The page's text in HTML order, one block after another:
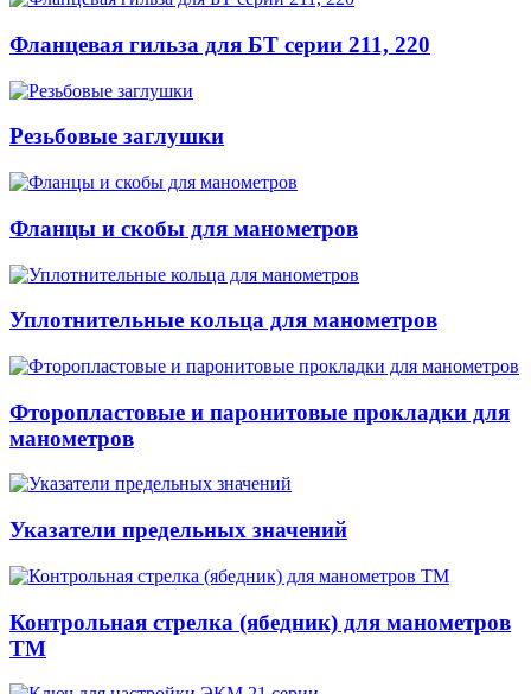
Фланцевая гильза для БТ серии 211, 220
Резьбовые заглушки
Фланцы и скобы для манометров
Уплотнительные кольца для манометров
Фторопластовые и паронитовые прокладки для
манометров
Указатели предельных значений
Контрольная стрелка (ябедник) для манометров
ТМ